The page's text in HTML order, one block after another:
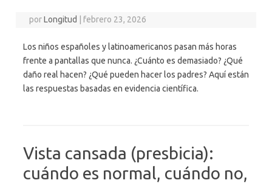
porLongitud febrero 23, 2026
Los niños españoles y latinoamericanos pasan más horas
frente a pantallas que nunca. ¿Cuánto es demasiado? ¿Qué
daño real hacen? ¿Qué pueden hacer los padres? Aquí están
las respuestas basadas en evidencia científica.
Vista cansada (presbicia):
cuándo es normal, cuándo no,